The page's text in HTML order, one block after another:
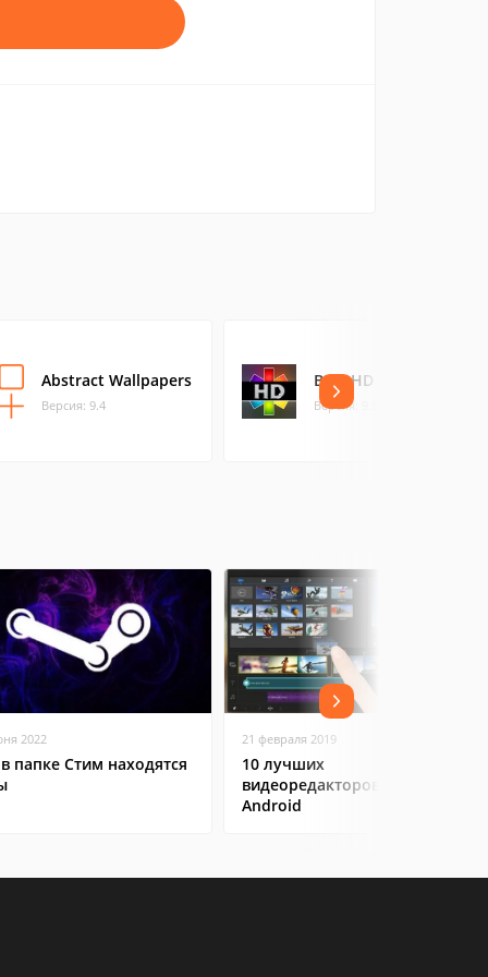
Abstract Wallpapers
Версия: 9.4
Best HD Wallpapers
Версия: 9.5
2022
папке Стим находятся
21 февраля 2019
10 лучших
видеоредакторов на
Android